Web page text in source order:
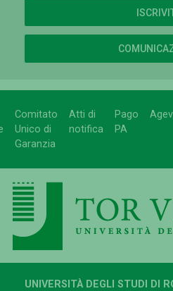
Comitato
Unico di
Garanzia
Atti di
notifica
Pago
PA
UNIVERSITÀ DEGLI STUDI DI